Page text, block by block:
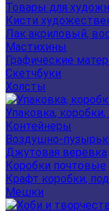
Товары для
Кисти
Лак акриловый,
Мастихины
Графические
Скетчбуки
Холсты
Упаковка,
Контейнеры
Воздушно-
Джутовая веревка
Коробки почтовые
Крафт коробки,
Мешки